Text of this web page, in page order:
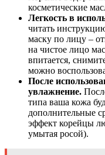
косметические
Легкость в
читать
маску по лицу –
на чистое лицо
впитается,
можно
После
увлажнение.
типа ваша кожа
дополнительные
эффект корейцы
умытая росой).